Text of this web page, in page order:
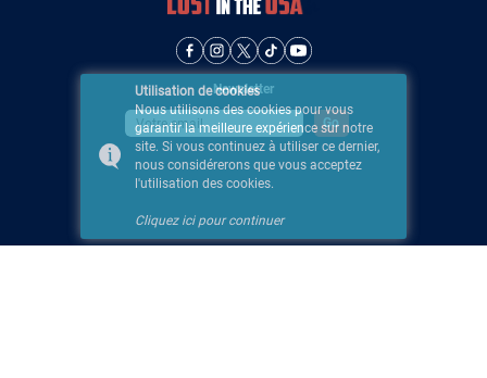
Newsletter
Utilisation de cookies
Nous utilisons des cookies pour vous
garantir la meilleure expérience sur notre
site. Si vous continuez à utiliser ce dernier,
nous considérerons que vous acceptez
l'utilisation des cookies.
Cliquez ici pour continuer